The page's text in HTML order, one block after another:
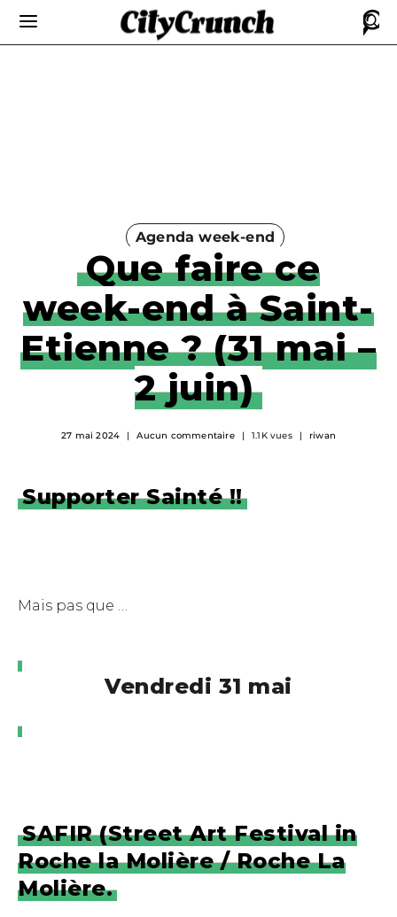
Agenda week-end
Que faire ce
week-end à Saint-
Etienne ? (31 mai –
2 juin)
27 mai 2024 Aucun commentaire 1.1K vues riwan
Supporter Sainté !!
Mais pas que …
Vendredi 31 mai
SAFIR (Street Art Festival in
Roche la Molière / Roche La
Molière.